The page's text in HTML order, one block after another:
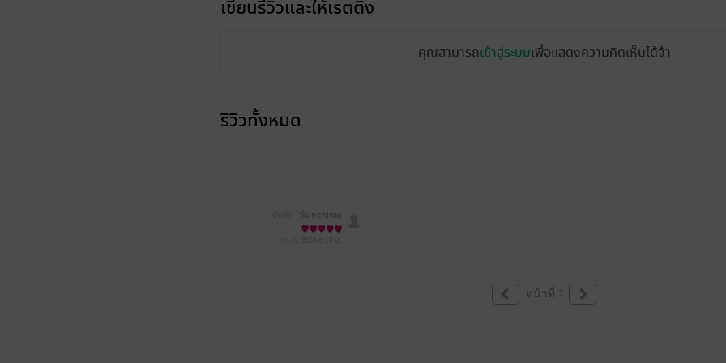
เขียนรีวิวและให้เรตติ้ง
คุณสามารถเข้าสู่ระบบเพื่อแสดงความคิดเห็นได้จ้า
รีวิวทั้งหมด
Sunchirox
หน้าที่ 1